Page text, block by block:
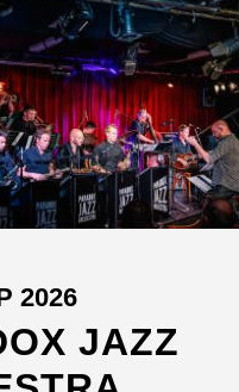
VENSTER
JAZZ
2026